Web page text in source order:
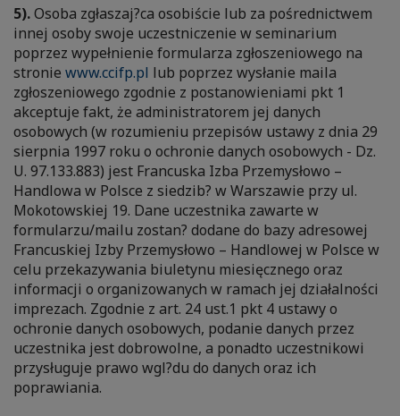
5).Osoba zgłaszaj?ca osobiście lub za pośrednictwem
innej osoby swoje uczestniczenie w seminarium
poprzez wypełnienie formularza zgłoszeniowego na
stronie www.ccifp.pl lub poprzez wysłanie maila
zgłoszeniowego zgodnie z postanowieniami pkt 1
akceptuje fakt, że administratorem jej danych
osobowych (w rozumieniu przepisów ustawy z dnia 29
sierpnia 1997 roku o ochronie danych osobowych - Dz.
U. 97.133.883) jest Francuska Izba Przemysłowo –
Handlowa w Polsce z siedzib? w Warszawie przy ul.
Mokotowskiej 19. Dane uczestnika zawarte w
formularzu/mailu zostan? dodane do bazy adresowej
Francuskiej Izby Przemysłowo – Handlowej w Polsce w
celu przekazywania biuletynu miesięcznego oraz
informacji o organizowanych w ramach jej działalności
imprezach. Zgodnie z art. 24 ust.1 pkt 4 ustawy o
ochronie danych osobowych, podanie danych przez
uczestnika jest dobrowolne, a ponadto uczestnikowi
przysługuje prawo wgl?du do danych oraz ich
poprawiania.